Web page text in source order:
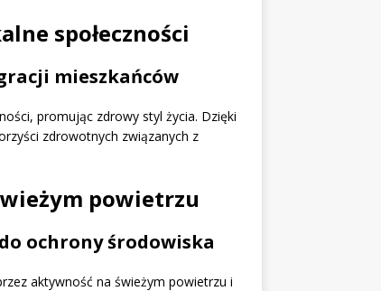
społeczności
mieszkańców
promując zdrowy styl życia. Dzięki
zdrowotnych związanych z
powietrzu
ochrony środowiska
aktywność na świeżym powietrzu i